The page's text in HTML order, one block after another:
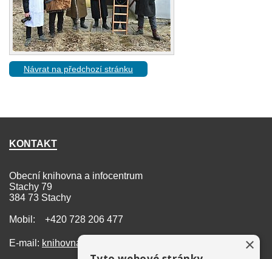
Návrat na předchozí stránku
KONTAKT
Obecní knihovna a infocentrum
Stachy 79
384 73 Stachy
Mobil: +420 728 206 477
E-mail: knihovna@stachy.net ×